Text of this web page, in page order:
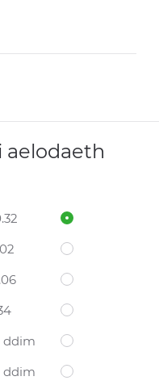
aelodaeth
ddim
ddim